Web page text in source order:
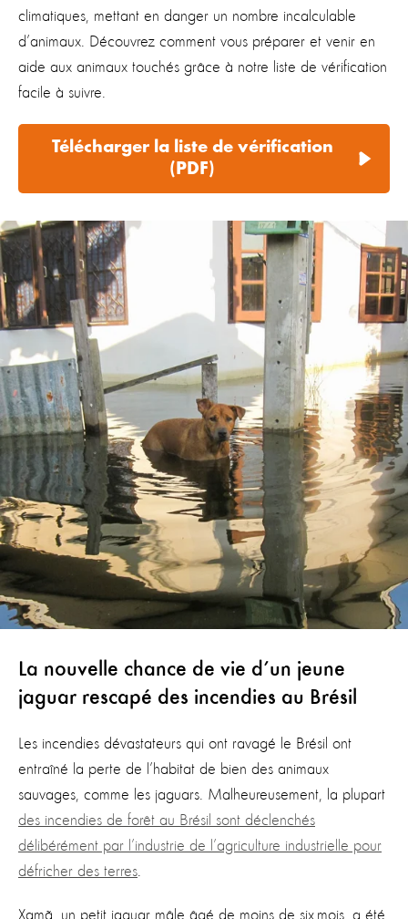
climatiques, mettant en danger un nombre incalculable
d’animaux. Découvrez comment vous préparer et venir en
aide aux animaux touchés grâce à notre liste de vérification
facile à suivre.
Télécharger la liste de vérification
(PDF)
La nouvelle chance de vie d’un jeune
jaguar rescapé des incendies au Brésil
Les incendies dévastateurs qui ont ravagé le Brésil ont
entraîné la perte de l’habitat de bien des animaux
sauvages, comme les jaguars. Malheureusement, la plupart
des incendies de forêt au Brésil sont déclenchés
délibérément par l’industrie de l’agriculture industrielle pour
défricher des terres.
Xamã , un petit jaguar mâle âgé de moins de six mois, a été